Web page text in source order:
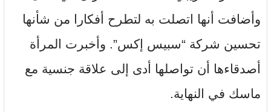
وأضافت أنها اتصلت به لتطرح أفكارا من شأنها
تحسين شركة “سبيس إكس”. وأخبرت المرأة
أصدقاءها أن تواصلها أدى إلى علاقة جنسية مع
ماسك في النهاية.